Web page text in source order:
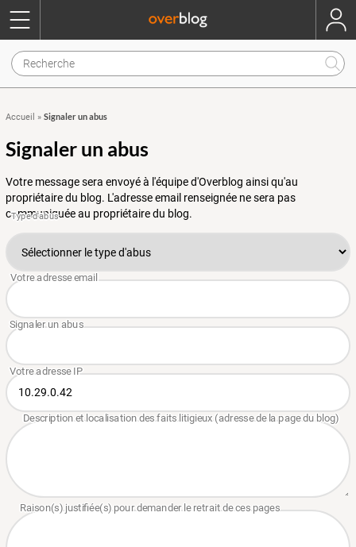
Accueil » Signaler un abus
Signaler un abus
Votre message sera envoyé à l'équipe d'Overblog ainsi qu'au
propriétaire du blog. L'adresse email renseignée ne sera pas
communiquée au propriétaire du blog.